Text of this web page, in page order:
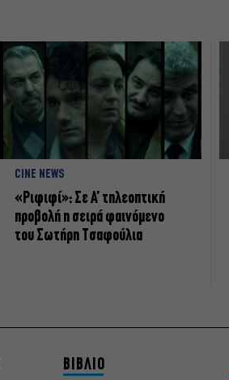
CINE NEWS
«Ριφιφί»: Σε Α’ τηλεοπτική
προβολή η σειρά φαινόμενο
του Σωτήρη Τσαφούλια
ΒΙΒΛΙΟ